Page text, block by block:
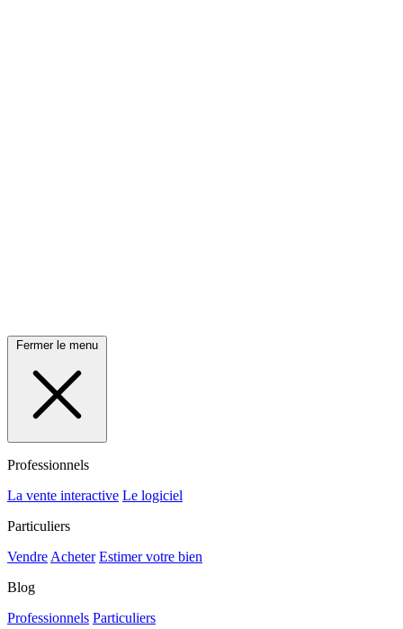
Fermer le menu
Professionnels
La vente interactive Le logiciel
Particuliers
Vendre Acheter Estimer votre bien
Blog
Professionnels Particuliers